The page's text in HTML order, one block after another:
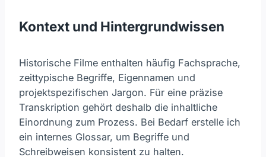
Kontext und Hintergrundwissen
Historische Filme enthalten häufig Fachsprache,
zeittypische Begriffe, Eigennamen und
projektspezifischen Jargon. Für eine präzise
Transkription gehört deshalb die inhaltliche
Einordnung zum Prozess. Bei Bedarf erstelle ich
ein internes Glossar, um Begriffe und
Schreibweisen konsistent zu halten.